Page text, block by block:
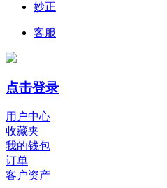
妙正
客服
点击登录
用户中心
收藏夹
我的钱包
订单
客户资产